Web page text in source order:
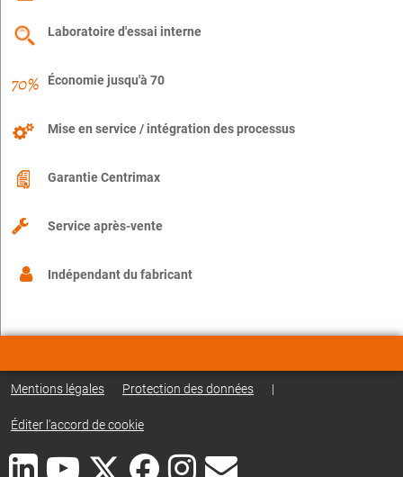
Laboratoire d'essai interne
Économie jusqu'à 70
Mise en service / intégration des processus
Garantie Centrimax
Service après-vente
Indépendant du fabricant
Mentions légales Protection des données |
Éditer l'accord de cookie